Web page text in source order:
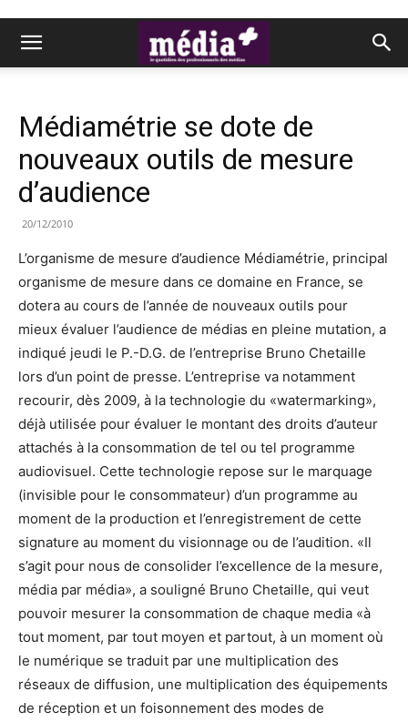
Médiamétrie se dote de
nouveaux outils de mesure
d’audience
20/12/2010
L’organisme de mesure d’audience Médiamétrie, principal
organisme de mesure dans ce domaine en France, se
dotera au cours de l’année de nouveaux outils pour
mieux évaluer l’audience de médias en pleine mutation, a
indiqué jeudi le P.-D.G. de l’entreprise Bruno Chetaille
lors d’un point de presse. L’entreprise va notamment
recourir, dès 2009, à la technologie du «watermarking»,
déjà utilisée pour évaluer le montant des droits d’auteur
attachés à la consommation de tel ou tel programme
audiovisuel. Cette technologie repose sur le marquage
(invisible pour le consommateur) d’un programme au
moment de la production et l’enregistrement de cette
signature au moment du visionnage ou de l’audition. «Il
s’agit pour nous de consolider l’excellence de la mesure,
média par média», a souligné Bruno Chetaille, qui veut
pouvoir mesurer la consommation de chaque media «à
tout moment, par tout moyen et partout, à un moment où
le numérique se traduit par une multiplication des
réseaux de diffusion, une multiplication des équipements
de réception et un foisonnement des modes de